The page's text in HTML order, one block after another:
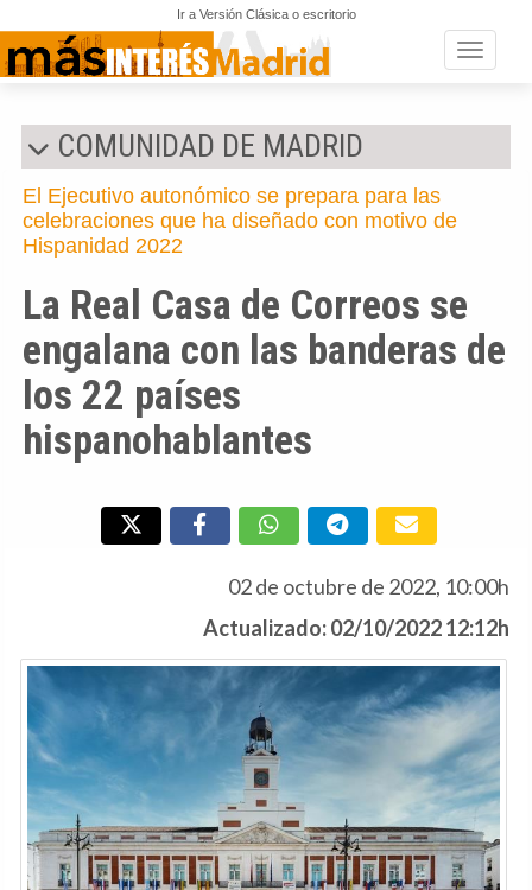
Ir a Versión Clásica o escritorio
Toggle
COMUNIDAD DE MADRID
El Ejecutivo autonómico se prepara para las
celebraciones que ha diseñado con motivo de
Hispanidad 2022
La Real Casa de Correos se
engalana con las banderas de
los 22 países
hispanohablantes
02 de octubre de 2022, 10:00h
Actualizado: 02/10/2022 12:12h